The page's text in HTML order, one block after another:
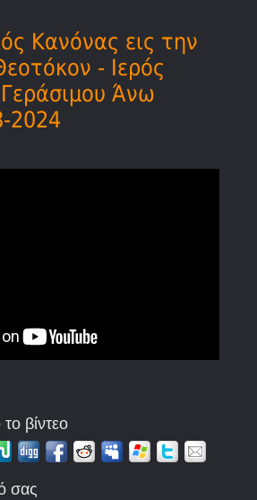
Kανόνας εις την
- Ιερός
Άνω
2024
βίντεο
σας